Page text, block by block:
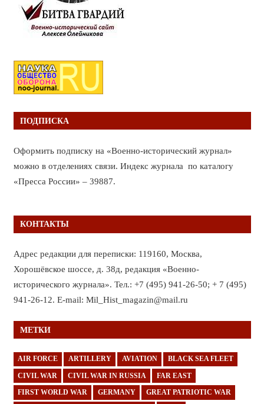
ПОДПИСКА
Оформить подписку на «Военно-исторический журнал»
можно в отделениях связи. Индекс журнала по каталогу
«Пресса России» – 39887.
КОНТАКТЫ
Адрес редакции для переписки: 119160, Москва,
Хорошёвское шоссе, д. 38д, редакция «Военно-
исторического журнала». Тел.: +7 (495) 941-26-50; + 7 (495)
941-26-12. E-mail: Mil_Hist_magazin@mail.ru
МЕТКИ
AIR FORCE ARTILLERY AVIATION BLACK SEA FLEET
CIVIL WAR CIVIL WAR IN RUSSIA FAR EAST
FIRST WORLD WAR GERMANY GREAT PATRIOTIC WAR